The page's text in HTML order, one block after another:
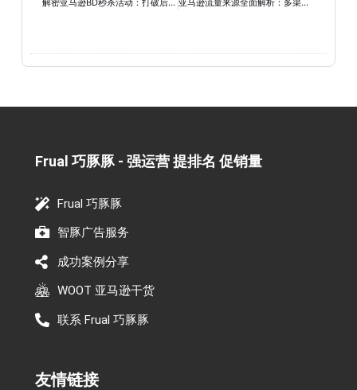
Frual 巧豚豚 - 强运营 提排名 促销量​
Frual 巧豚豚
智豚广告服务
成功案例分享
WOOT 亚马逊干货
联系 Frual 巧豚豚
友情链接